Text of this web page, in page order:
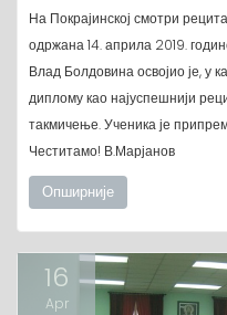
На Покрајинској смотри
одржана 14. априла 2019.
Влад Болдовина освојио је, у
диплому као најуспешнији
такмичење. Ученика је
Честитамо! В.Марјанов
Опширније
16
Apr